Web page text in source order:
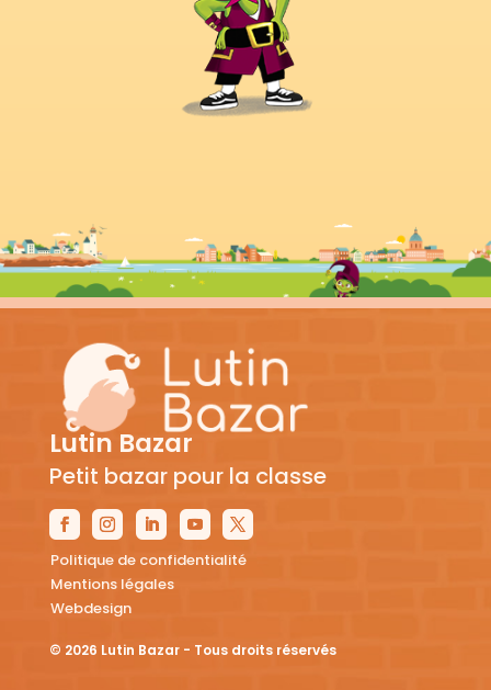
Lutin Bazar
Petit bazar pour la classe
Politique de confidentialité
Mentions légales
Webdesign
© 2026 Lutin Bazar - Tous droits réservés